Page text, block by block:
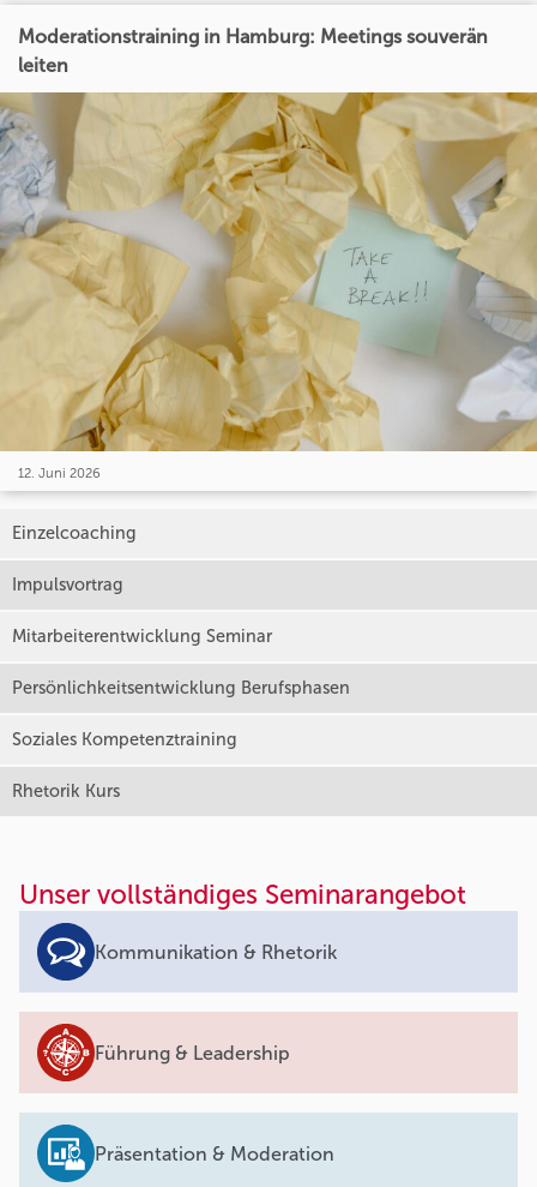
Moderationstraining in Hamburg: Meetings souverän
leiten
12. Juni 2026
Einzelcoaching
Impulsvortrag
Mitarbeiterentwicklung Seminar
Persönlichkeitsentwicklung Berufsphasen
Soziales Kompetenztraining
Rhetorik Kurs
Unser vollständiges Seminarangebot
Kommunikation & Rhetorik
Führung & Leadership
Präsentation & Moderation